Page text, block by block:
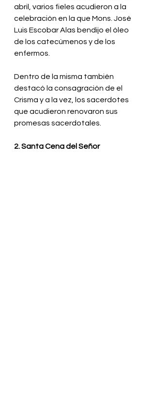
abril, varios fieles acudieron a la
celebración en la que Mons. José
Luis Escobar Alas bendijo el óleo
de los catecúmenos y de los
enfermos.
Dentro de la misma también
destacó la consagración de el
Crisma y a la vez, los sacerdotes
que acudieron renovaron sus
promesas sacerdotales.
2. Santa Cena del Señor